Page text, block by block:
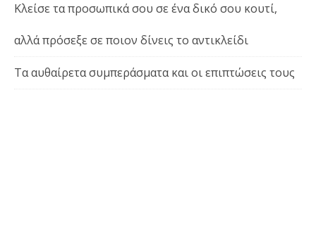
Κλείσε τα προσωπικά σου σε ένα δικό σου κουτί,
αλλά πρόσεξε σε ποιον δίνεις το αντικλείδι
Τα αυθαίρετα συμπεράσματα και οι επιπτώσεις τους